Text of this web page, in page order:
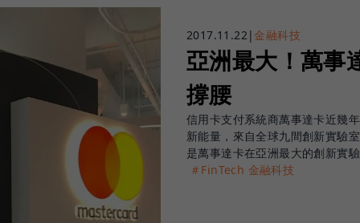
2017.11.22|金融科技
亞洲最大！萬事
撐腰
信用卡支付系統商萬事達卡近幾
新能量，來自全球九間創新實驗
是萬事達卡在亞洲最大的創新實
＃FinTech 金融科技